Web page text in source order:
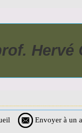
Hervé
Envoyer à un